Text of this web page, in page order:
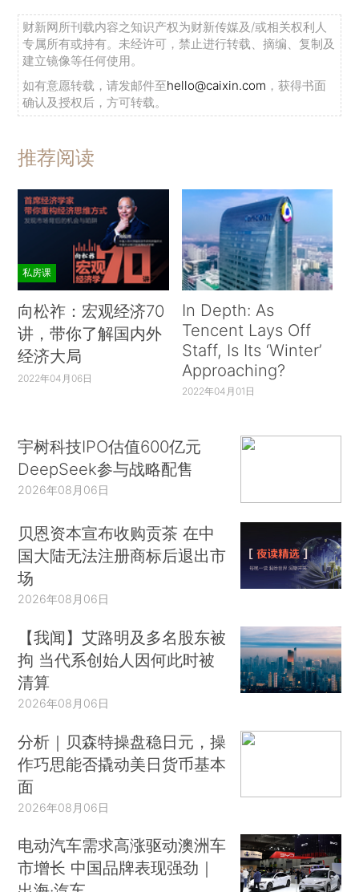
财新网所刊载内容之知识产权为财新传媒及/或相关权利人
专属所有或持有。未经许可，禁止进行转载、摘编、复制及
建立镜像等任何使用。
如有意愿转载，请发邮件至hello@caixin.com ，获得书面
确认及授权后，方可转载。
推荐阅读
私房课
向松祚：宏观经济70
讲，带你了解国内外
经济大局
2022年04月06日
In Depth: As
Tencent Lays Off
Staff, Is Its ‘Winter’
Approaching?
2022年04月01日
宇树科技IPO估值600亿元
DeepSeek参与战略配售
2026年08月06日
贝恩资本宣布收购贡茶 在中
国大陆无法注册商标后退出市
场
2026年08月06日
【我闻】艾路明及多名股东被
拘 当代系创始人因何此时被
清算
2026年08月06日
分析｜贝森特操盘稳日元，操
作巧思能否撬动美日货币基本
面
2026年08月06日
电动汽车需求高涨驱动澳洲车
市增长 中国品牌表现强劲｜